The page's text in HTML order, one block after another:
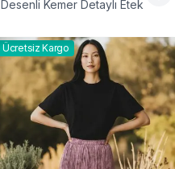
Desenli Kemer Detaylı Etek
Ücretsiz Kargo